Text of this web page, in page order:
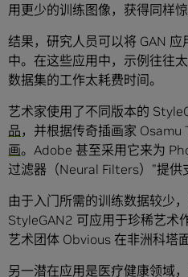
用更少的训练图像，获得同样惊
结果，研究人员可以将 GAN
中。在这些应用中，示例往往
数据集的工作太耗费时间。
艺术家使用了不同版本的
品，并根据传奇插画家 Osamu
画。Adobe 甚至采用它来为
过滤器（Neural Filters）”提供
由于入门所需的训练数据较少
StyleGAN2 可应用于珍稀艺术
艺术团体 Obvious 在非洲科塔
另一潜在应用是医疗健康领域